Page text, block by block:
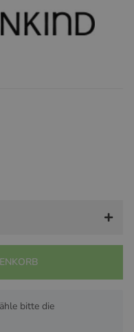
bitte die